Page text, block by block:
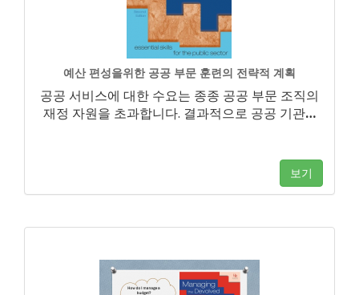
예산 편성을위한 공공 부문 훈련의 전략적 계획
공공 서비스에 대한 수요는 종종 공공 부문 조직의
재정 자원을 초과합니다. 결과적으로 공공 기관…
보기